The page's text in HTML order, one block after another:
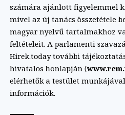
számára ajánlott figyelemmel
mivel az új tanács összetétele
magyar nyelvű tartalmakhoz
feltételeit. A parlamenti
Hirek.today további
hivatalos honlapján (
elérhetők a testület
információk.